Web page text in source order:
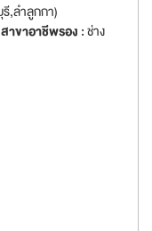
,ลำลูกกา)
สาขาอาชีพรอง :ช่าง